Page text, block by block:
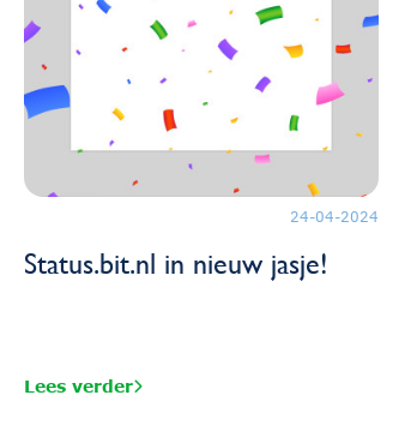
24-04-2024
Status.bit.nl in nieuw jasje!
Lees verder